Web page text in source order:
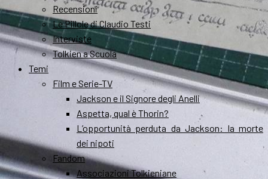
Recensioni
Le Pillole di Claudio Testi
Interviste
Tolkien a Scuola
Temi
Film e Serie-TV
Jackson e il Signore degli Anelli
Aspetta, qual è Thorin?
L’opportunità perduta da Jackson: la morte
dei nipoti
Fandom
Associazioni Tolkieniane